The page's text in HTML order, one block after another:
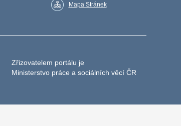
Mapa Stránek
Zřizovatelem portálu je
Ministerstvo práce a sociálních věcí ČR